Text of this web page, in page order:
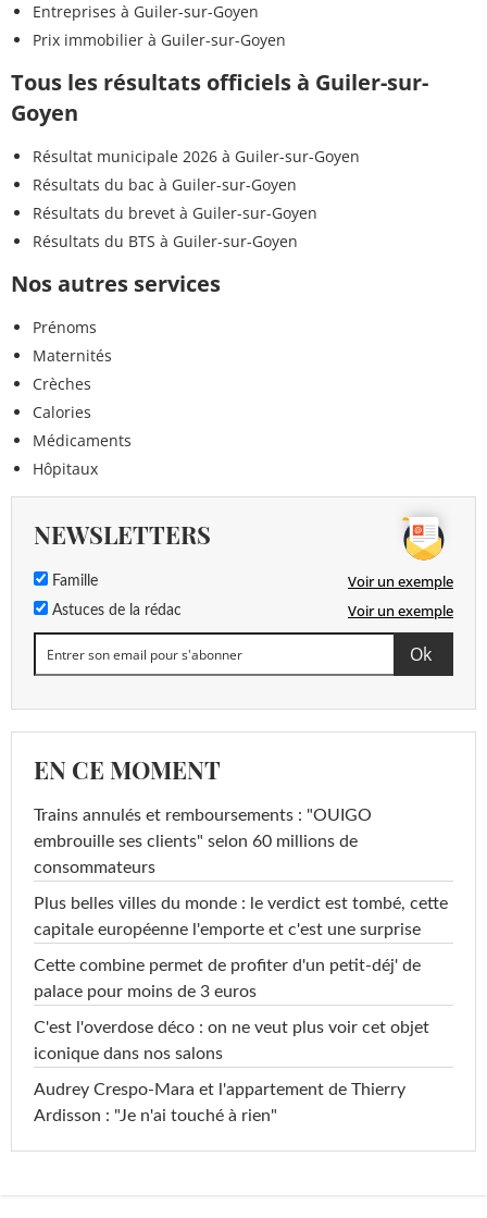
Entreprises à Guiler-sur-Goyen
Prix immobilier à Guiler-sur-Goyen
Tous les résultats officiels à Guiler-sur-
Goyen
Résultat municipale 2026 à Guiler-sur-Goyen
Résultats du bac à Guiler-sur-Goyen
Résultats du brevet à Guiler-sur-Goyen
Résultats du BTS à Guiler-sur-Goyen
Nos autres services
Prénoms
Maternités
Crèches
Calories
Médicaments
Hôpitaux
NEWSLETTERS
Famille Voir un exemple
Astuces de la rédac Voir un exemple
EN CE MOMENT
Trains annulés et remboursements : "OUIGO
embrouille ses clients" selon 60 millions de
consommateurs
Plus belles villes du monde : le verdict est tombé, cette
capitale européenne l'emporte et c'est une surprise
Cette combine permet de profiter d'un petit-déj' de
palace pour moins de 3 euros
C'est l'overdose déco : on ne veut plus voir cet objet
iconique dans nos salons
Audrey Crespo-Mara et l'appartement de Thierry
Ardisson : "Je n'ai touché à rien"